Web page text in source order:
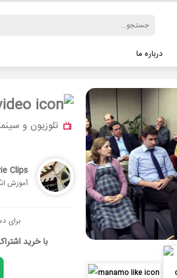
درباره ما
تلوزیون و
Clips
آموزش
برای
با خرید اشتراک 1 ساله، 4 شانس برنده شدن گوشی سامسونگ